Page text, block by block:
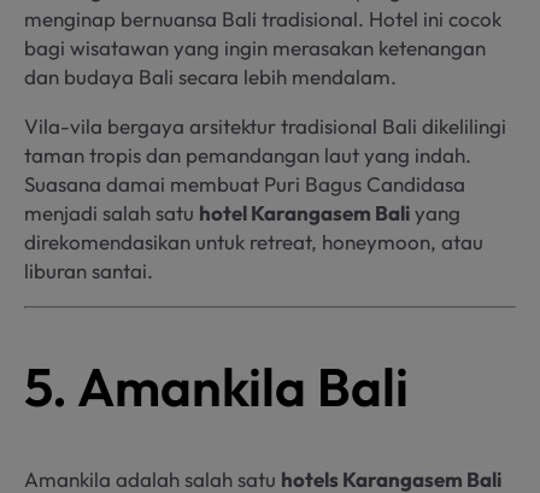
menginap bernuansa Bali tradisional. Hotel ini cocok
bagi wisatawan yang ingin merasakan ketenangan
dan budaya Bali secara lebih mendalam.
Vila-vila bergaya arsitektur tradisional Bali dikelilingi
taman tropis dan pemandangan laut yang indah.
Suasana damai membuat Puri Bagus Candidasa
menjadi salah satu hotel Karangasem Baliyang
direkomendasikan untuk retreat, honeymoon, atau
liburan santai.
5. Amankila Bali
Amankila adalah salah satu hotels Karangasem Bali